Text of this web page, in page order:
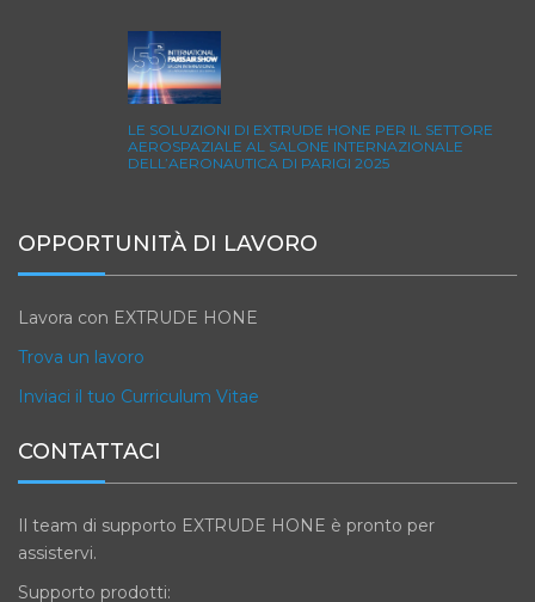
LE SOLUZIONI DI EXTRUDE HONE PER IL SETTORE
AEROSPAZIALE AL SALONE INTERNAZIONALE
DELL’AERONAUTICA DI PARIGI 2025
OPPORTUNITÀ DI LAVORO
Lavora con EXTRUDE HONE
Trova un lavoro
Inviaci il tuo Curriculum Vitae
CONTATTACI
Il team di supporto EXTRUDE HONE è pronto per
assistervi.
Supporto prodotti: